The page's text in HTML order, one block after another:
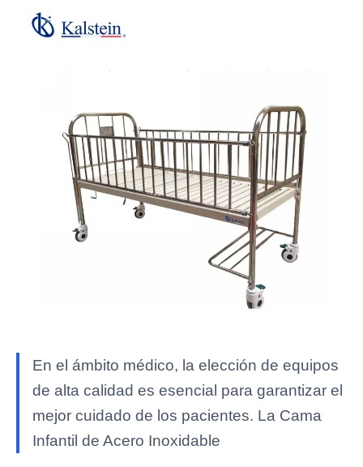
En el ámbito médico, la elección de equipos
de alta calidad es esencial para garantizar el
mejor cuidado de los pacientes. La Cama
Infantil de Acero Inoxidable